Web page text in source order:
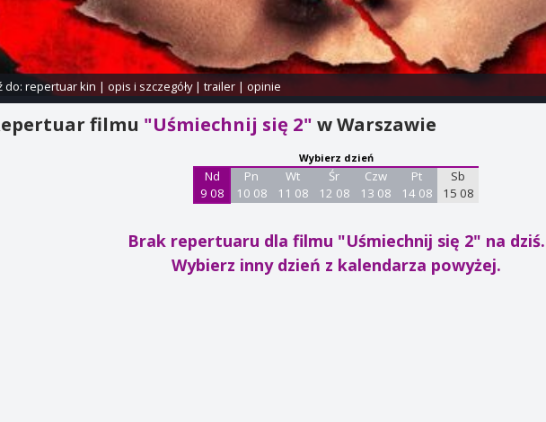
do: repertuar kin | opis i szczegóły| trailer| opinie
filmu "Uśmiechnij się 2"w Warszawie
Wybierz dzień
Nd
9 08
Pn
10 08
Wt
11 08
Śr
12 08
Czw
13 08
Pt
14 08
Sb
15 08
Brak repertuaru dla filmu "Uśmiechnij się 2" na dziś.
Wybierz inny dzień z kalendarza powyżej.